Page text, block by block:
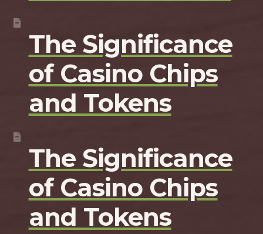
The Significance
of Casino Chips
and Tokens
The Significance
of Casino Chips
and Tokens